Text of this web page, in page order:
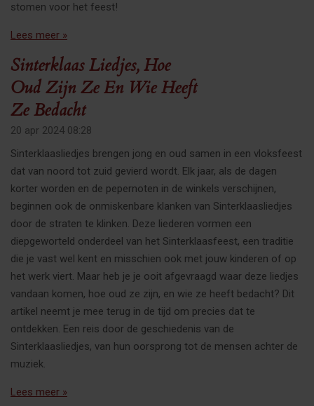
stomen voor het feest!
Lees meer »
Sinterklaas Liedjes, Hoe
Oud Zijn Ze En Wie Heeft
Ze Bedacht
20 apr 2024 08:28
Sinterklaasliedjes brengen jong en oud samen in een vloksfeest
dat van noord tot zuid gevierd wordt. Elk jaar, als de dagen
korter worden en de pepernoten in de winkels verschijnen,
beginnen ook de onmiskenbare klanken van Sinterklaasliedjes
door de straten te klinken. Deze liederen vormen een
diepgeworteld onderdeel van het Sinterklaasfeest, een traditie
die je vast wel kent en misschien ook met jouw kinderen of op
het werk viert. Maar heb je je ooit afgevraagd waar deze liedjes
vandaan komen, hoe oud ze zijn, en wie ze heeft bedacht? Dit
artikel neemt je mee terug in de tijd om precies dat te
ontdekken. Een reis door de geschiedenis van de
Sinterklaasliedjes, van hun oorsprong tot de mensen achter de
muziek.
Lees meer »